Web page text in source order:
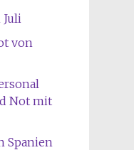
von
Not mit
Spanien